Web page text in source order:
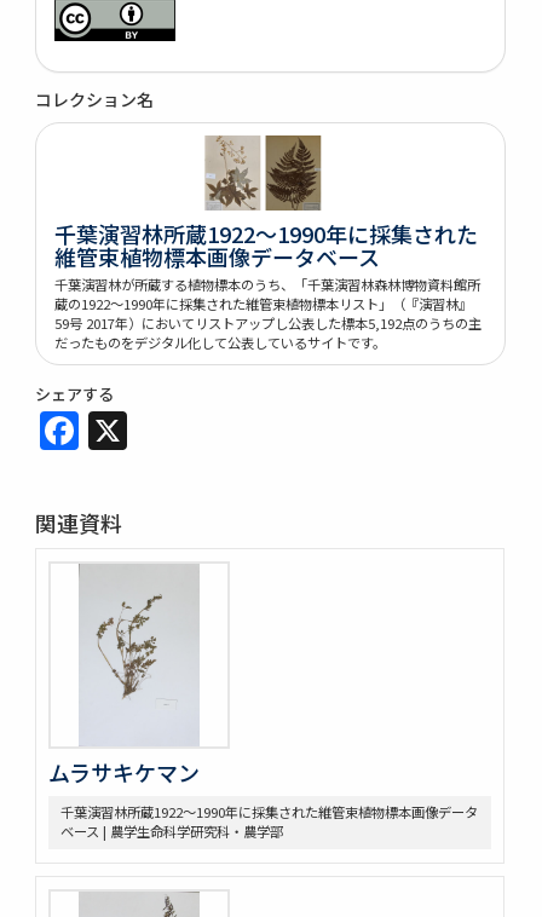
コレクション名
千葉演習林所蔵1922～1990年に採集された
維管束植物標本画像データベース
千葉演習林が所蔵する植物標本のうち、「千葉演習林森林博物資料館所
蔵の1922～1990年に採集された維管束植物標本リスト」（『演習林』
59号 2017年）においてリストアップし公表した標本5,192点のうちの主
だったものをデジタル化して公表しているサイトです。
シェアする
Facebook
関連資料
ムラサキケマン
千葉演習林所蔵1922～1990年に採集された維管束植物標本画像データ
ベース | 農学生命科学研究科・農学部